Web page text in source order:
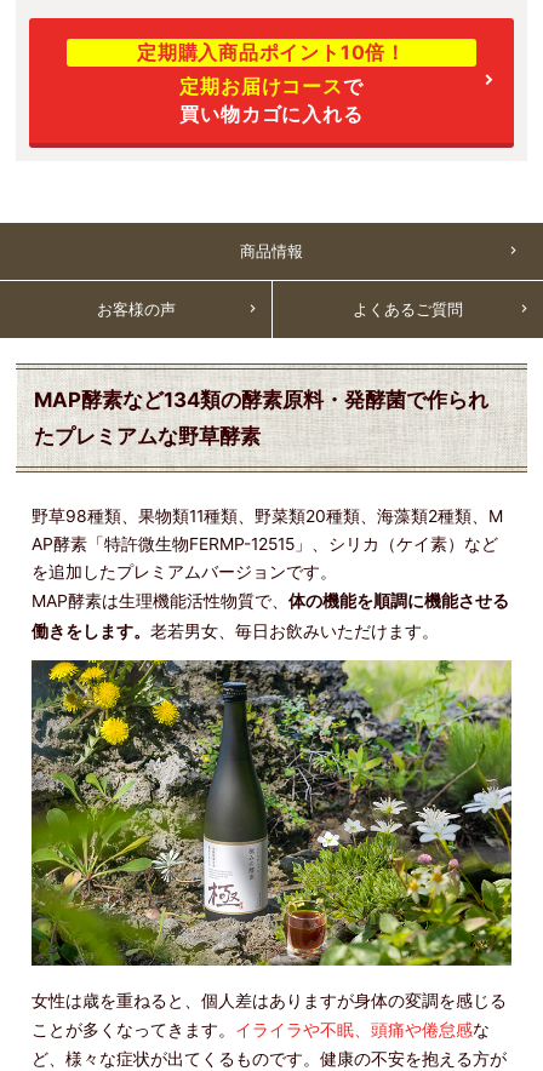
定期購入商品ポイント10倍！
定期お届けコースで
買い物カゴに入れる
商品情報
お客様の声 よくあるご質問
MAP酵素など134類の酵素原料・発酵菌で作られ
たプレミアムな野草酵素
野草98種類、果物類11種類、野菜類20種類、海藻類2種類、M
AP酵素「特許微生物FERMP-12515」、シリカ（ケイ素）など
を追加したプレミアムバージョンです。
MAP酵素は生理機能活性物質で、体の機能を順調に機能させる
働きをします。老若男女、毎日お飲みいただけます。
女性は歳を重ねると、個人差はありますが身体の変調を感じる
ことが多くなってきます。 イライラや不眠、頭痛や倦怠感な
ど、様々な症状が出てくるものです。健康の不安を抱える方が